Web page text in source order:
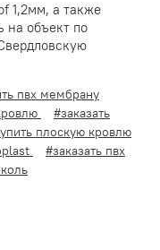
1,2мм, а также
на объект по
пвх мембрану
#заказать
плоскую кровлю
#заказать пвх